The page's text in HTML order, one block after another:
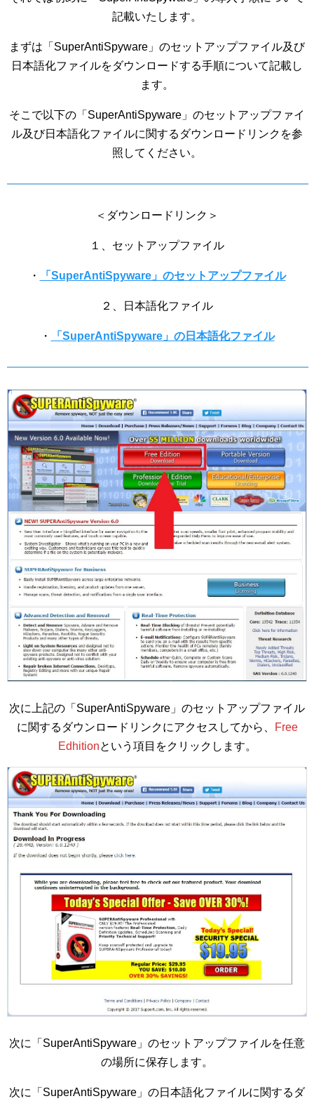
記載いたします。
まずは「SuperAntiSpyware」のセットアップファイル及び
日本語化ファイルをダウンロードする手順について記載し
ます。
そこで以下の「SuperAntiSpyware」のセットアップファイ
ル及び日本語化ファイルに関するダウンロードリンクを参
照してください。
＜ダウンロードリンク＞
１、セットアップファイル
・ 「SuperAntiSpyware」のセットアップファイル
２、日本語化ファイル
・ 「SuperAntiSpyware」の日本語化ファイル
次に上記の「SuperAntiSpyware」のセットアップファイル
に関するダウンロードリンクにアクセスしてから、
Free
Edhitionという項目をクリックします。
次に「SuperAntiSpyware」のセットアップファイルを任意
の場所に保存します。
次に「SuperAntiSpyware」の日本語化ファイルに関するダ